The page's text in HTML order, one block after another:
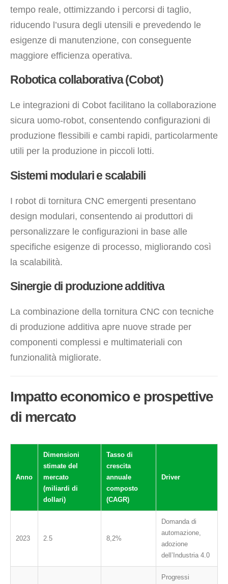
tempo reale, ottimizzando i percorsi di taglio,
riducendo l’usura degli utensili e prevedendo le
esigenze di manutenzione, con conseguente
maggiore efficienza operativa.
Robotica collaborativa (Cobot)
Le integrazioni di Cobot facilitano la collaborazione
sicura uomo-robot, consentendo configurazioni di
produzione flessibili e cambi rapidi, particolarmente
utili per la produzione in piccoli lotti.
Sistemi modulari e scalabili
I robot di tornitura CNC emergenti presentano
design modulari, consentendo ai produttori di
personalizzare le configurazioni in base alle
specifiche esigenze di processo, migliorando così
la scalabilità.
Sinergie di produzione additiva
La combinazione della tornitura CNC con tecniche
di produzione additiva apre nuove strade per
componenti complessi e multimateriali con
funzionalità migliorate.
Impatto economico e prospettive
di mercato
Anno
Dimensioni
stimate del
mercato
(miliardi di
dollari)
Tasso di
crescita
annuale
composto
(CAGR)
Driver
2023 2.5 8,2%
Domanda di
automazione,
adozione
dell’Industria 4.0
Progressi